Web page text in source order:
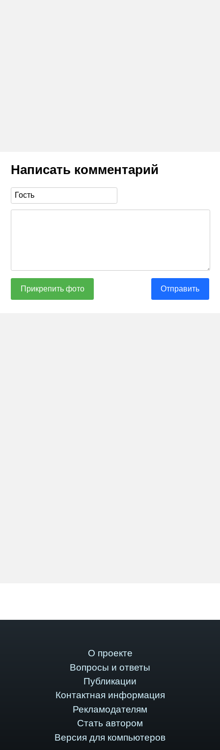
Написать комментарий
Прикрепить фото Отправить
О проекте
Вопросы и ответы
Публикации
Контактная информация
Рекламодателям
Стать автором
Версия для компьютеров